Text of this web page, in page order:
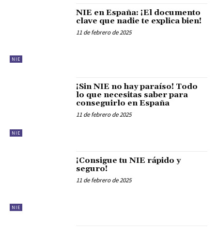
NIE
NIE en España: ¡El documento
clave que nadie te explica bien!
11 de febrero de 2025
NIE
¡Sin NIE no hay paraíso! Todo
lo que necesitas saber para
conseguirlo en España
11 de febrero de 2025
NIE
¡Consigue tu NIE rápido y
seguro!
11 de febrero de 2025